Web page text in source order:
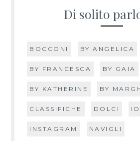
Di solito
BOCCONI BY ANGELICA
BY FRANCESCA BY GAIA
BY KATHERINE BY
CLASSIFICHE DOLCI
INSTAGRAM NAVIGLI